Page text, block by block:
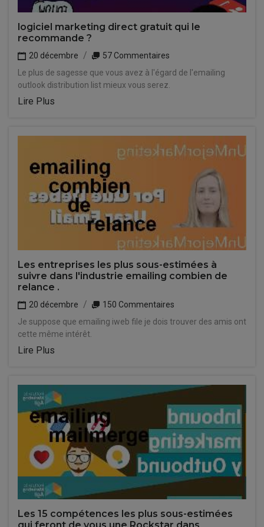
logiciel marketing direct gratuit qui le
recommande ?
20 décembre
57 Commentaires
Le plus de sagesse que vous avez à l'égard de l'emailing
outlook distribution list mieux vous serez.
Lire Plus
Les entreprises les plus sous-estimées à
suivre dans l'industrie emailing combien de
relance .
20 décembre
150 Commentaires
Je suppose que emailing iweb file je dois trouver des amis ont
cette même intérêt.
Lire Plus
Les 15 compétences les plus sous-estimées